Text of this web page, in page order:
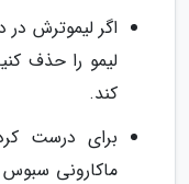
اگر لیموترش
لیمو را حذف
کند.
برای درست
ماکارونی سبوس